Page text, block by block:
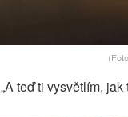
„A teď ti vysvětlím,